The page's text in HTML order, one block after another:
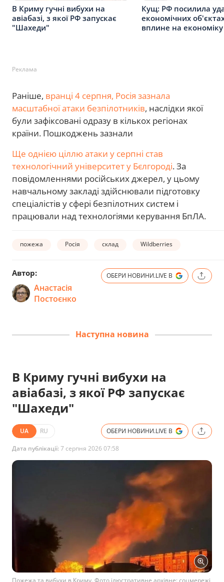
В Криму гучні вибухи на
авіабазі, з якої РФ запускає
"Шахеди"
Кущ: РФ посилила
економічних
вплине на
Реклама
Раніше, вранці 4 серпня, Росія зазнала
масштабної атаки безпілотників, наслідки якої
були зафіксовані одразу в кількох регіонах
країни. Пошкоджень зазнали
Ще однією ціллю атаки у серпні став
технологічний університет у Бєлгороді. За
повідомленнями російських джерел, у цьому
навчальному закладі здійснювали підготовку
спеціалістів у сфері безпілотних систем і
працювали над технологіями керування БпЛА.
пожежа Росія склад Wildberries
Автор:
Анастасія
Постоєнко
ОБЕРИ НОВИНИ.LIVE В
Наступна новина
В Криму гучні вибухи на
авіабазі, з якої РФ запускає
"Шахеди"
UA RU ОБЕРИ НОВИНИ.LIVE В
Дата публікації:7 серпня 2026 07:58
Пожежа та вибухи в Криму. Фото ілюстративне архівне: соцмережі